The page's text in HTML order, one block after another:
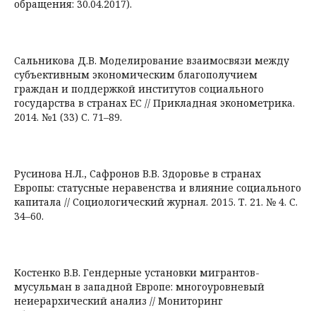
обращения: 30.04.2017).
Сальникова Д.В. Моделирование взаимосвязи между
субъективным экономическим благополучием
граждан и поддержкой институтов социального
государства в странах ЕС // Прикладная эконометрика.
2014. №1 (33) С. 71–89.
Русинова Н.Л., Сафронов В.В. Здоровье в странах
Европы: статусные неравенства и влияние социального
капитала // Социологический журнал. 2015. Т. 21. № 4. С.
34–60.
Костенко В.В. Гендерные установки мигрантов-
мусульман в западной Европе: многоуровневый
неиерархический анализ // Мониторинг